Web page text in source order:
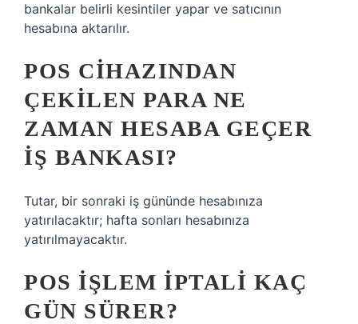
bankalar belirli kesintiler yapar ve satıcının
hesabına aktarılır.
POS CIHAZINDAN
ÇEKILEN PARA NE
ZAMAN HESABA GEÇER
IŞ BANKASI?
​Tutar, bir sonraki iş gününde hesabınıza
yatırılacaktır; hafta sonları hesabınıza
yatırılmayacaktır.
POS IŞLEM IPTALI KAÇ
GÜN SÜRER?